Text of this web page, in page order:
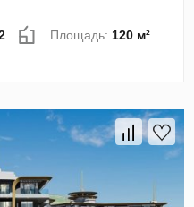
Площадь: 120 м²